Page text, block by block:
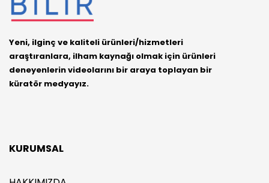
Yeni, ilginç ve kaliteli ürünleri/hizmetleri
araştıranlara, ilham kaynağı olmak için ürünleri
deneyenlerin videolarını bir araya toplayan bir
küratör medyayız.
KURUMSAL